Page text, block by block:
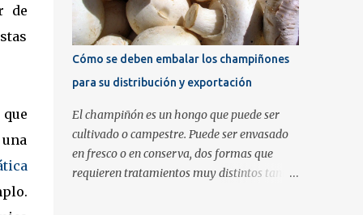
de
contienen la información de trazabilidad.
Este tipo de embalaje es el más habitual
pero no transmite la calidad del producto
que lleva dentro. Una buena alternativa
consiste en utilizar una barqueta
transparente con tapa de bisagra como
envase y añadir una banda impresa a modo
de etiqueta y cierre de seguridad. Estos
envases de plástico PET rígido tiene un coste
Cómo se deben embalar los champiñones
para su distribución y exportación
El champiñón es un hongo que puede ser
cultivado o campestre. Puede ser envasado
en fresco o en conserva, dos formas que
requieren tratamientos muy distintos tanto